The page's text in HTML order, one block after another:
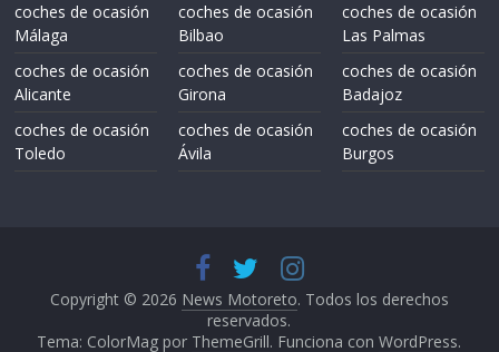
coches de ocasión
Málaga
coches de ocasión
Alicante
coches de ocasión
Toledo
coches de ocasión
Bilbao
coches de ocasión
Girona
coches de ocasión
Ávila
coches de ocasión
Las Palmas
coches de ocasión
Badajoz
coches de ocasión
Burgos
Copyright © 2026 News Motoreto. Todos los derechos
reservados.
Tema: ColorMag por ThemeGrill. Funciona conWordPress.